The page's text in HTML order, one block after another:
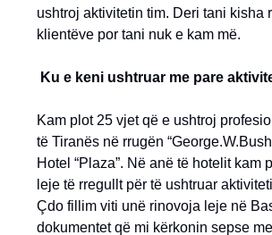
ushtroj aktivitetin tim. Deri tani kisha
klientëve por tani nuk e kam më.
Ku e keni ushtruar me pare
Kam plot 25 vjet që e ushtroj
të Tiranës në rrugën
Hotel “Plaza”. Në anë të hotelit kam
leje të rregullt për të ushtruar
Çdo fillim viti unë rinovoja leje në
dokumentet që mi kërkonin sepse